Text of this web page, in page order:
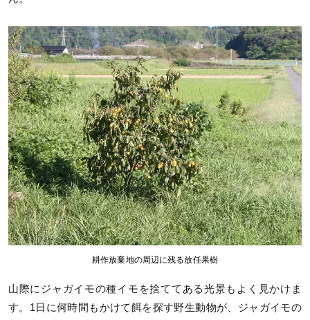
耕作放棄地の周辺に残る放任果樹
山際にジャガイモの種イモを捨ててある光景もよく見かけま
す。1日に何時間もかけて餌を探す野生動物が、ジャガイモの